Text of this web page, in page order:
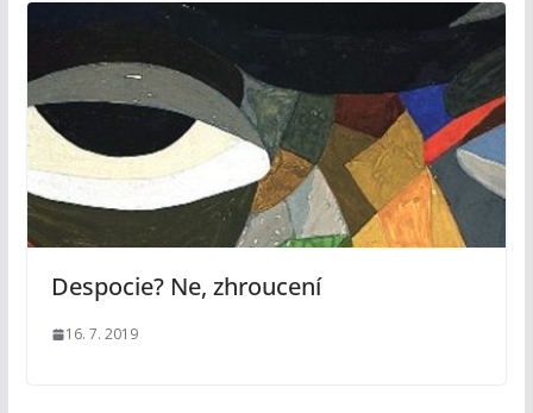
Despocie? Ne, zhroucení
16. 7. 2019